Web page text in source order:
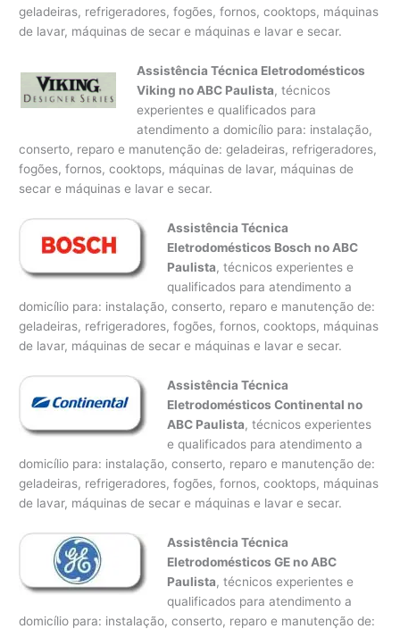
geladeiras, refrigeradores, fogões, fornos, cooktops, máquinas
de lavar, máquinas de secar e máquinas e lavar e secar.
Assistência Técnica Eletrodomésticos
Viking no ABC Paulista, técnicos
experientes e qualificados para
atendimento a domicílio para: instalação,
conserto, reparo e manutenção de: geladeiras, refrigeradores,
fogões, fornos, cooktops, máquinas de lavar, máquinas de
secar e máquinas e lavar e secar.
Assistência Técnica
Eletrodomésticos Bosch no ABC
Paulista, técnicos experientes e
qualificados para atendimento a
domicílio para: instalação, conserto, reparo e manutenção de:
geladeiras, refrigeradores, fogões, fornos, cooktops, máquinas
de lavar, máquinas de secar e máquinas e lavar e secar.
Assistência Técnica
Eletrodomésticos Continental no
ABC Paulista, técnicos experientes
e qualificados para atendimento a
domicílio para: instalação, conserto, reparo e manutenção de:
geladeiras, refrigeradores, fogões, fornos, cooktops, máquinas
de lavar, máquinas de secar e máquinas e lavar e secar.
Assistência Técnica
Eletrodomésticos GE no ABC
Paulista, técnicos experientes e
qualificados para atendimento a
domicílio para: instalação, conserto, reparo e manutenção de: